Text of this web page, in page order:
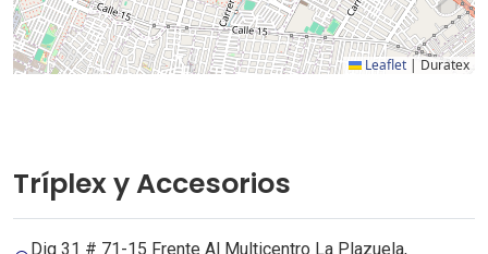
Leaflet | Duratex
Tríplex y Accesorios
Dig 31 # 71-15 Frente Al Multicentro La Plazuela,